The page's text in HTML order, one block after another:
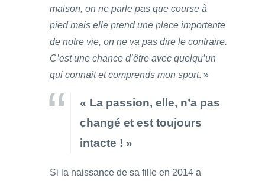
maison, on ne parle pas que course à
pied mais elle prend une place importante
de notre vie, on ne va pas dire le contraire.
C’est une chance d’être avec quelqu’un
qui connait et comprends mon sport. »
« La passion, elle, n’a pas
changé et est toujours
intacte ! »
Si la naissance de sa fille en 2014 a